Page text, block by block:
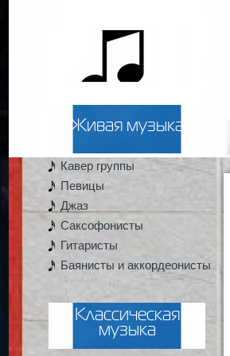
Вы здесь
Живая музыка
Кавер группы
Певицы
Джаз
Саксофонисты
Гитаристы
Баянисты и аккордеонисты
Классическая
музыка